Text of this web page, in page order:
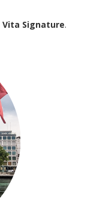
Vita Signature.